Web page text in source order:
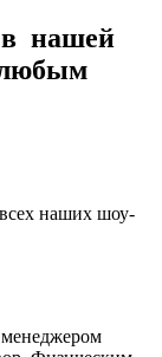
в нашей
наших шоу-
менеджером